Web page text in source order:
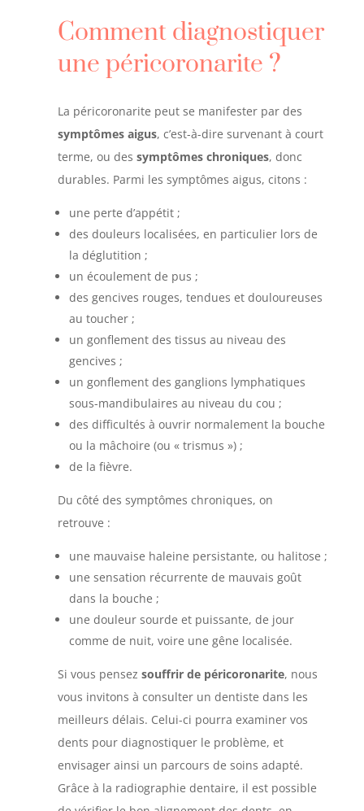
Comment diagnostiquer
une péricoronarite ?
La péricoronarite peut se manifester par des
symptômes aigus, c’est-à-dire survenant à court
terme, ou des symptômes chroniques, donc
durables. Parmi les symptômes aigus, citons :
une perte d’appétit ;
des douleurs localisées, en particulier lors de
la déglutition ;
un écoulement de pus ;
des gencives rouges, tendues et douloureuses
au toucher ;
un gonflement des tissus au niveau des
gencives ;
un gonflement des ganglions lymphatiques
sous-mandibulaires au niveau du cou ;
des difficultés à ouvrir normalement la bouche
ou la mâchoire (ou « trismus ») ;
de la fièvre.
Du côté des symptômes chroniques, on
retrouve :
une mauvaise haleine persistante, ou halitose ;
une sensation récurrente de mauvais goût
dans la bouche ;
une douleur sourde et puissante, de jour
comme de nuit, voire une gêne localisée.
Si vous pensez souffrir de péricoronarite, nous
vous invitons à consulter un dentiste dans les
meilleurs délais. Celui-ci pourra examiner vos
dents pour diagnostiquer le problème, et
envisager ainsi un parcours de soins adapté.
Grâce à la radiographie dentaire, il est possible